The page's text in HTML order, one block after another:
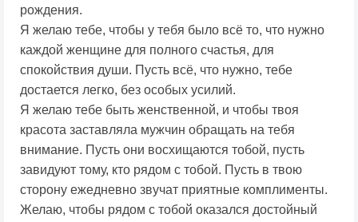
рождения.
Я желаю тебе, чтобы у тебя было всё то, что нужно
каждой женщине для полного счастья, для
спокойствия души. Пусть всё, что нужно, тебе
достается легко, без особых усилий.
Я желаю тебе быть женственной, и чтобы твоя
красота заставляла мужчин обращать на тебя
внимание. Пусть они восхищаются тобой, пусть
завидуют тому, кто рядом с тобой. Пусть в твою
сторону ежедневно звучат приятные комплименты.
Желаю, чтобы рядом с тобой оказался достойный